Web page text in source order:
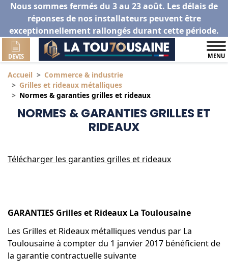
Nous sommes fermés du 3 au 23 août. Les délais de
réponses de nos installateurs peuvent être
exceptionnellement rallongés durant cette période.
DEVIS MENU
Accueil
Commerce & industrie
Grilles et rideaux métalliques
Normes & garanties grilles et rideaux
NORMES & GARANTIES GRILLES ET
RIDEAUX
Télécharger les garanties grilles et rideaux
GARANTIES Grilles et Rideaux La Toulousaine
Les Grilles et Rideaux métalliques vendus par La
Toulousaine à compter du 1 janvier 2017 bénéficient de
la garantie contractuelle suivante